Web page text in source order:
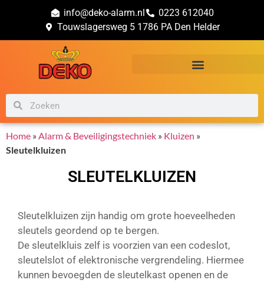
info@deko-alarm.nl
0223 612040
Touwslagersweg 5 1786 PA Den Helder
Home »Alarm & Beveiligingstechniek » Kluizen »
Sleutelkluizen
SLEUTELKLUIZEN
Sleutelkluizen zijn handig om grote hoeveelheden
sleutels geordend op te bergen.
De sleutelkluis zelf is voorzien van een codeslot,
sleutelslot of elektronische vergrendeling. Hiermee
kunnen bevoegden de sleutelkast openen en de